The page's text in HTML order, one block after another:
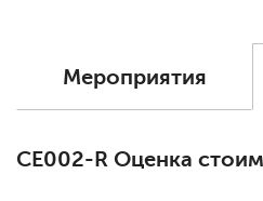
Мероприятия
СЕ002-R Оценка